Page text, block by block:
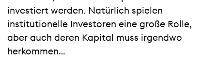
investiert werden. Natürlich spielen
institutionelle Investoren eine große Rolle,
aber auch deren Kapital muss irgendwo
herkommen…